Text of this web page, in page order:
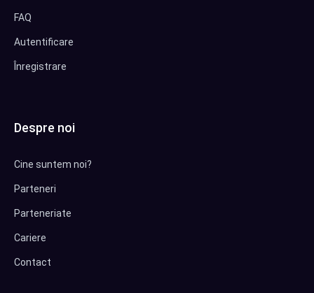
FAQ
Autentificare
Înregistrare
Despre noi
Cine suntem noi?
Parteneri
Parteneriate
Cariere
Contact